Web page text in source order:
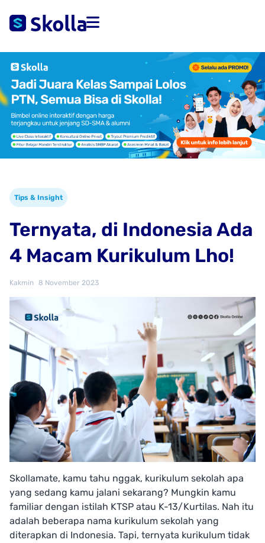
Tips & Insight
Ternyata, di Indonesia Ada
4 Macam Kurikulum Lho!
Kakmin 8 November 2023
Skollamate, kamu tahu nggak, kurikulum sekolah apa
yang sedang kamu jalani sekarang? Mungkin kamu
familiar dengan istilah KTSP atau K-13/Kurtilas. Nah itu
adalah beberapa nama kurikulum sekolah yang
diterapkan di Indonesia. Tapi, ternyata kurikulum tidak